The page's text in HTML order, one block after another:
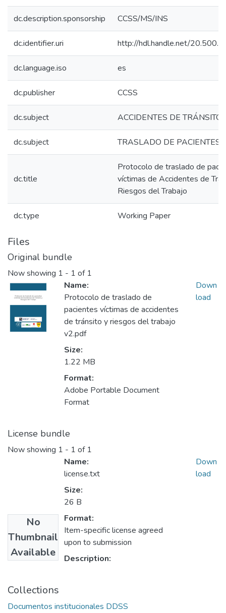
dc.description.sponsorship CCSS/MS/INS
dc.identifier.uri http://hdl.handle.net/
dc.language.iso es
dc.publisher CCSS
dc.subject ACCIDENTES DE TRÁNSITO
dc.subject TRASLADO DE PACIENTES
dc.title
Protocolo de traslado de
víctimas de Accidentes de
Riesgos del Trabajo
dc.type Working Paper
Files
Original bundle
Now showing 1 - 1 of 1
Name:
Protocolo de traslado de
pacientes víctimas de accidentes
de tránsito y riesgos del trabajo
v2.pdf
Size:
1.22 MB
Format:
Adobe Portable Document
Format
Down
load
License bundle
Now showing 1 - 1 of 1
No
Thumbnail
Available
Name:
license.txt
Size:
26 B
Format:
Item-specific license agreed
upon to submission
Description:
Down
load
Collections
Documentos institucionales DDSS